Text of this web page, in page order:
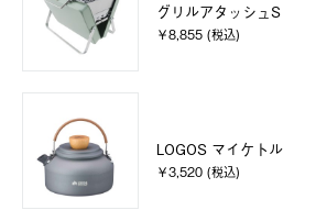
グリルアタッシュS
￥8,855 (税込)
LOGOS マイケトル
￥3,520 (税込)